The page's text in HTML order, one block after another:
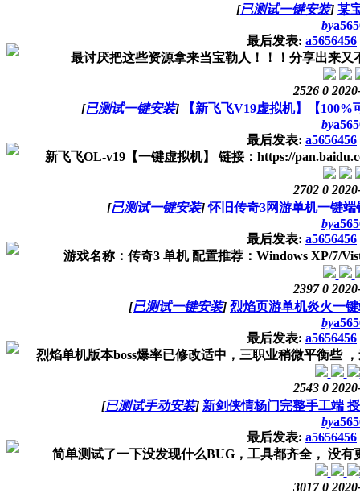
[已测试一键安装] 某
by
最后发表: a5656456
最讨厌把这些资源拿来当宝勒人！！！分享出来
2526 0
[已测试一键安装]
【新飞飞V19虚拟机】【
by
最后发表: a5656456
新飞飞OL-v19【一键虚拟机】 链接：https://
2702 0
[已测试一键安装] 怀旧传奇3网游单机一键
by
最后发表: a5656456
游戏名称：传奇3 单机 配置推荐：Windows XP/7/
2397 0
[已测试一键安装] 烈焰页游单机炎火一
by
最后发表: a5656456
烈焰单机版本boss爆率已修改适中，三职业稍微平衡些
2543 0
[已测试手动安装] 新剑侠情杨门完整手工端
by
最后发表: a5656456
简单测试了一下没发现什么BUG，工具都齐全， 没
3017 0